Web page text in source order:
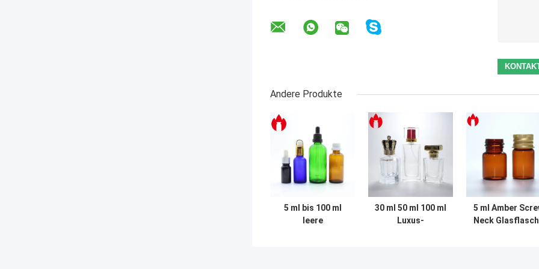
Andere Produkte
5 ml bis 100 ml
leere
30 ml 50 ml 100 ml
Luxus-
5 ml Amber
Neck